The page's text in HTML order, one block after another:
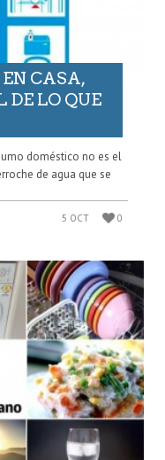
CASA,
LO QUE
doméstico no es el
de agua que se
5 OCT 0